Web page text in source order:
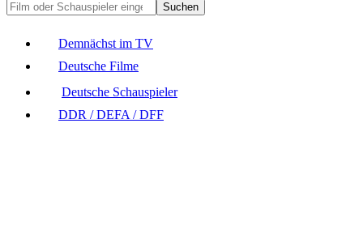
Suchen
Demnächst im TV
Deutsche Filme
Deutsche Schauspieler
DDR / DEFA / DFF